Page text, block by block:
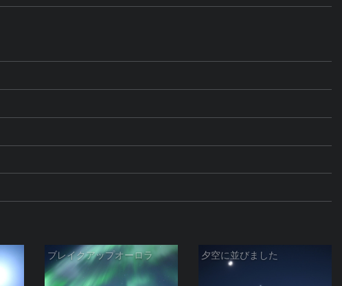
ブレイクアップオーロラ 夕空に並びました